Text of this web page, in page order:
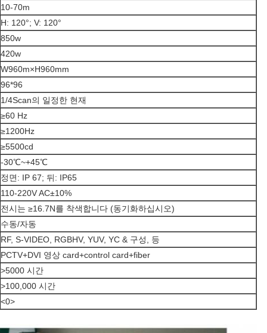
10-70m
H: 120°; V: 120°
850w
420w
W960m×H960mm
96*96
1/4Scan의 일정한 현재
≥60 Hz
≥1200Hz
≥5500cd
-30℃~+45℃
정면: IP 67; 뒤: IP65
110-220V AC±10%
전시는 ≥16.7N를 착색합니다 (동기화하십시오)
수동/자동
RF, S-VIDEO, RGBHV, YUV, YC & 구성, 등
PCTV+DVI 영상 card+control card+fiber
>5000 시간
>100,000 시간
<0>